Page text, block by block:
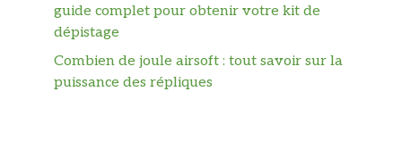
guide complet pour obtenir votre kit de
dépistage
Combien de joule airsoft : tout savoir sur la
puissance des répliques